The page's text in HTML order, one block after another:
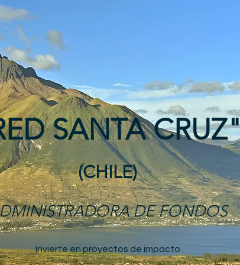
SANTA
(CHILE)
DE FONDOS
Invierte en proyectos de impacto